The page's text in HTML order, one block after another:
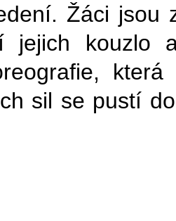
Žáci jsou
jejich kouzlo
která
sil se pustí